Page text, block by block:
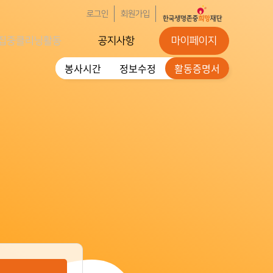
로그인 회원가입
중클리닝활동 공지사항 마이페이지
봉사시간 정보수정 활동증명서